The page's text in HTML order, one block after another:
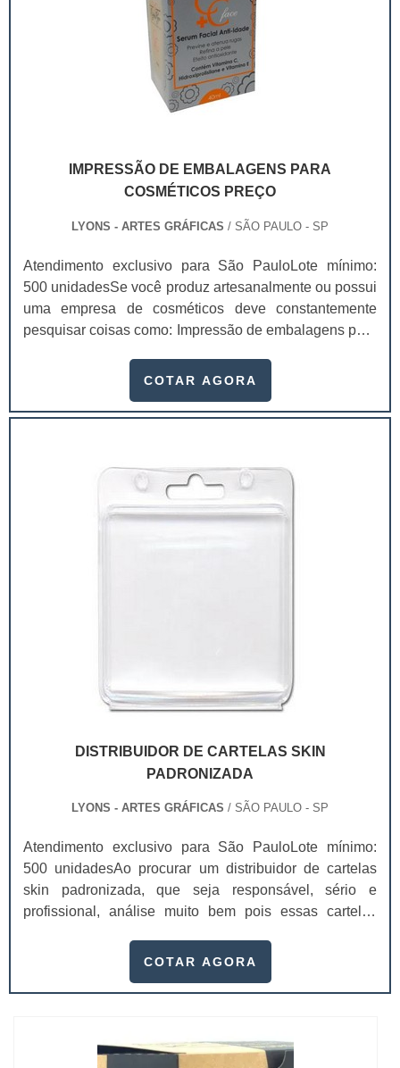
IMPRESSÃO DE EMBALAGENS PARA
COSMÉTICOS PREÇO
LYONS - ARTES GRÁFICAS / SÃO PAULO - SP
Atendimento exclusivo para São PauloLote mínimo:
500 unidadesSe você produz artesanalmente ou possui
uma empresa de cosméticos deve constantemente
pesquisar coisas como: Impressão de embalagens para
um investimento necessário para quem está no
extremamente competitivo, assim, as embalagens
COTAR AGORA
DISTRIBUIDOR DE CARTELAS SKIN
PADRONIZADA
LYONS - ARTES GRÁFICAS / SÃO PAULO - SP
Atendimento exclusivo para São PauloLote mínimo:
500 unidadesAo procurar um distribuidor de cartelas
skin padronizada, que seja responsável, sério e
profissional, análise muito bem pois essas cartelas
produto.A busca por empresas sérias para adquirir esse
podem assegurar aos clientes características pontuais
COTAR AGORA